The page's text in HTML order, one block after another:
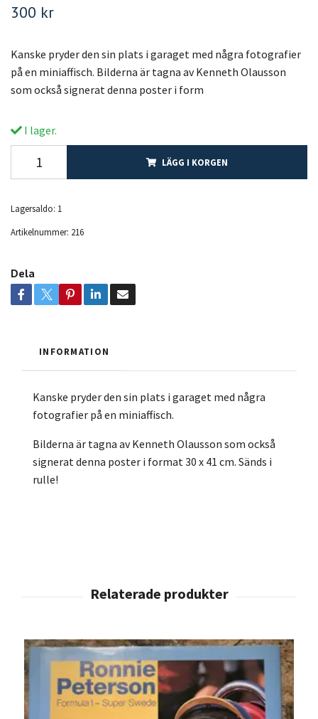
300 kr
Kanske pryder den sin plats i garaget med några fotografier
på en miniaffisch. Bilderna är tagna av Kenneth Olausson
som också signerat denna poster i form
I lager.
LÄGG I KORGEN
Lagersaldo: 1
Artikelnummer: 216
Dela
INFORMATION
Kanske pryder den sin plats i garaget med några
fotografier på en miniaffisch.
Bilderna är tagna av Kenneth Olausson som också
signerat denna poster i format 30 x 41 cm. Sänds i
rulle!